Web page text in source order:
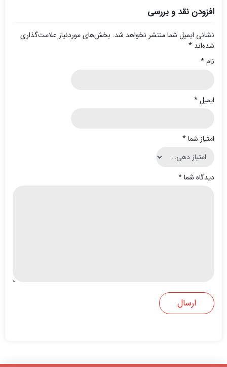
افزودن نقد و بررسی
نشانی ایمیل شما منتشر نخواهد شد. بخش‌های موردنیاز علامت‌گذاری
شده‌اند *
نام*
ایمیل*
امتیاز شما*
دیدگاه شما*